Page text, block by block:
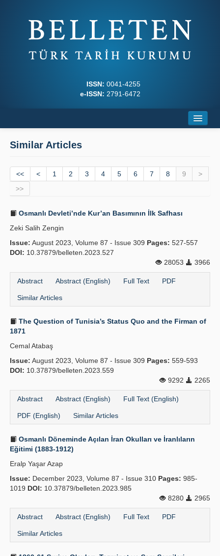
ISSN: 0041-4255
e-ISSN: 2791-6472
Journal Boards
Writing Rules
Principles
Publication Policies
Guidelines
Contact Us
Similar Articles
<< < 1 2 3 4 5 6 7 8 9
>
>>
Osmanlı Devleti’nde Kur’an Basımının İlk Safhası
Zeki Salih Zengin
Issue: August 2023, Volume 87 - Issue 309 Pages: 527-557
DOI: 10.37879/belleten.2023.527
28053
3966
Abstract Abstract (English) Full Text PDF
Similar Articles
The Question of Tunisia’s Status Quo and the Firman of
1871
Cemal Atabaş
Issue: August 2023, Volume 87 - Issue 309 Pages: 559-593
DOI: 10.37879/belleten.2023.559
9292
2265
Abstract Abstract (English) Full Text (English)
PDF (English) Similar Articles
Osmanlı Döneminde Açılan İran Okulları ve İranlıların
Eğitimi (1883-1912)
Eralp Yaşar Azap
Issue: December 2023, Volume 87 - Issue 310 Pages: 985-
1019 DOI: 10.37879/belleten.2023.985
8280
2965
Abstract Abstract (English) Full Text PDF
Similar Articles